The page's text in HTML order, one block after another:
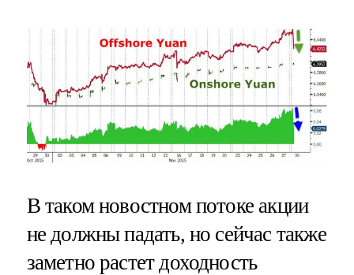
В таком новостном потоке акции
не должны падать, но сейчас также
заметно растет доходность